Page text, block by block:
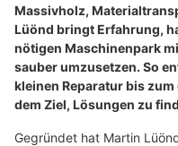
Massivholz,
Lüönd bringt Erfahrung,
nötigen Maschinenpark
sauber umzusetzen. So
kleinen Reparatur bis
dem Ziel, Lösungen zu
Gegründet hat Martin